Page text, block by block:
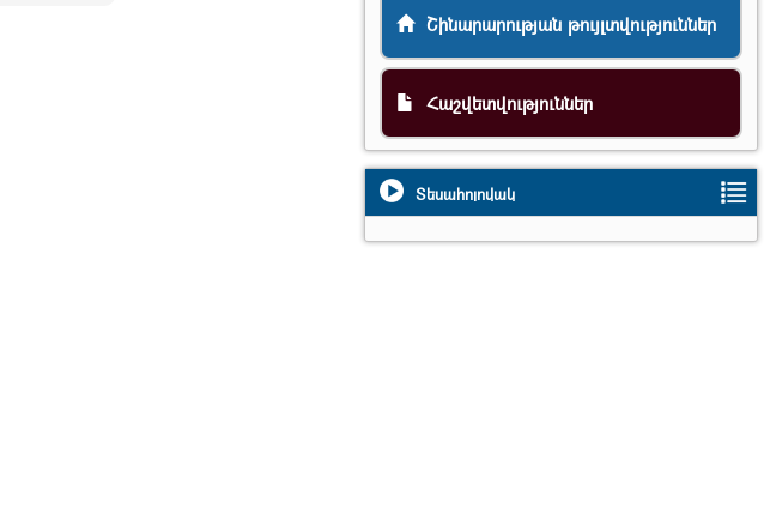
Շինարարության թույլտվություններ
Հաշվետվություններ
Տեսահոլովակ